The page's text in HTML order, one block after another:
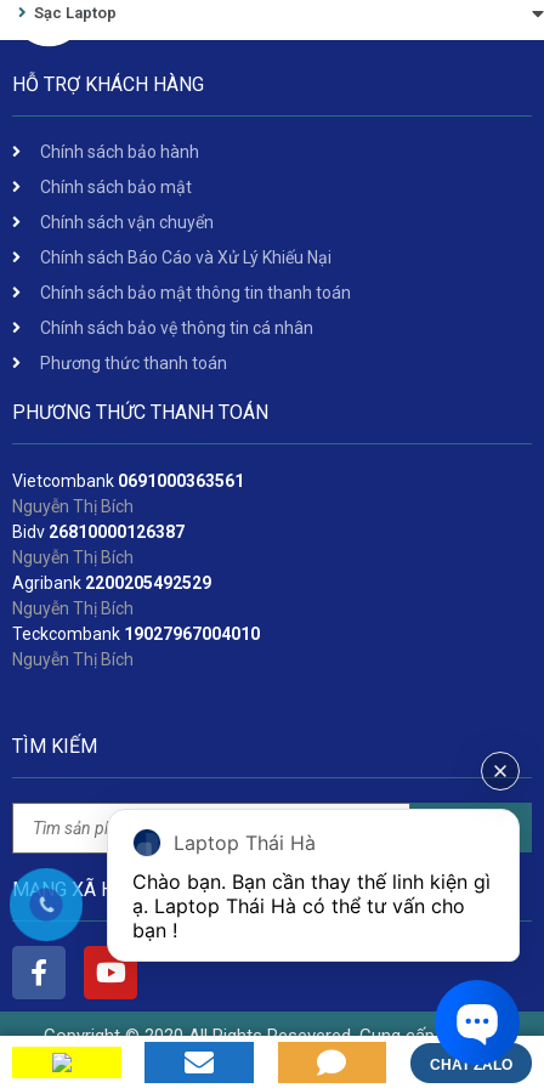
Sạc Laptop
HỖ TRỢ KHÁCH HÀNG
Chính sách bảo hành
Chính sách bảo mật
Chính sách vận chuyển
Chính sách Báo Cáo và Xử Lý Khiếu Nại
Chính sách bảo mật thông tin thanh toán
Chính sách bảo vệ thông tin cá nhân
Phương thức thanh toán
PHƯƠNG THỨC THANH TOÁN
Vietcombank 0691000363561
Nguyễn Thị Bích
Bidv 26810000126387
Nguyễn Thị Bích
Agribank 2200205492529
Nguyễn Thị Bích
Teckcombank 19027967004010
Nguyễn Thị Bích
TÌM KIẾM
MẠNG XÃ HỘI
Copyright © 2020 All Rights Resevered. Cung cấp bởi Linh
Kiện Laptop Thái Hà
CHAT ZALO
Laptop Thái Hà
Chào bạn. Bạn cần thay thế linh kiện gì
ạ. Laptop Thái Hà có thể tư vấn cho
bạn !